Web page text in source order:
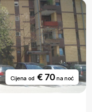
Cijena od € 70na noć